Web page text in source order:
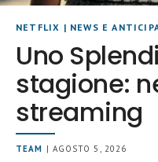
NETFLIX | NEWS E
Uno
stagione:
streaming
TEAM | AGOSTO 5, 2026